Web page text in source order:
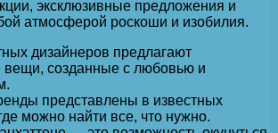
эксклюзивные предложения и
атмосферой роскоши и изобилия.
дизайнеров предлагают
вещи, созданные с любовью и
представлены в известных
можно найти все, что нужно.